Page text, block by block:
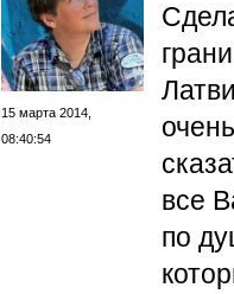
15 марта 2014,
08:40:54
все
по